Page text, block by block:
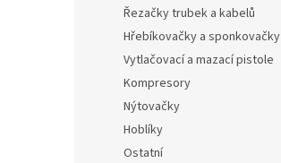
Řezačky trubek a kabelů
Hřebíkovačky a sponkovačky
Vytlačovací a mazací pistole
Kompresory
Nýtovačky
Hoblíky
Ostatní